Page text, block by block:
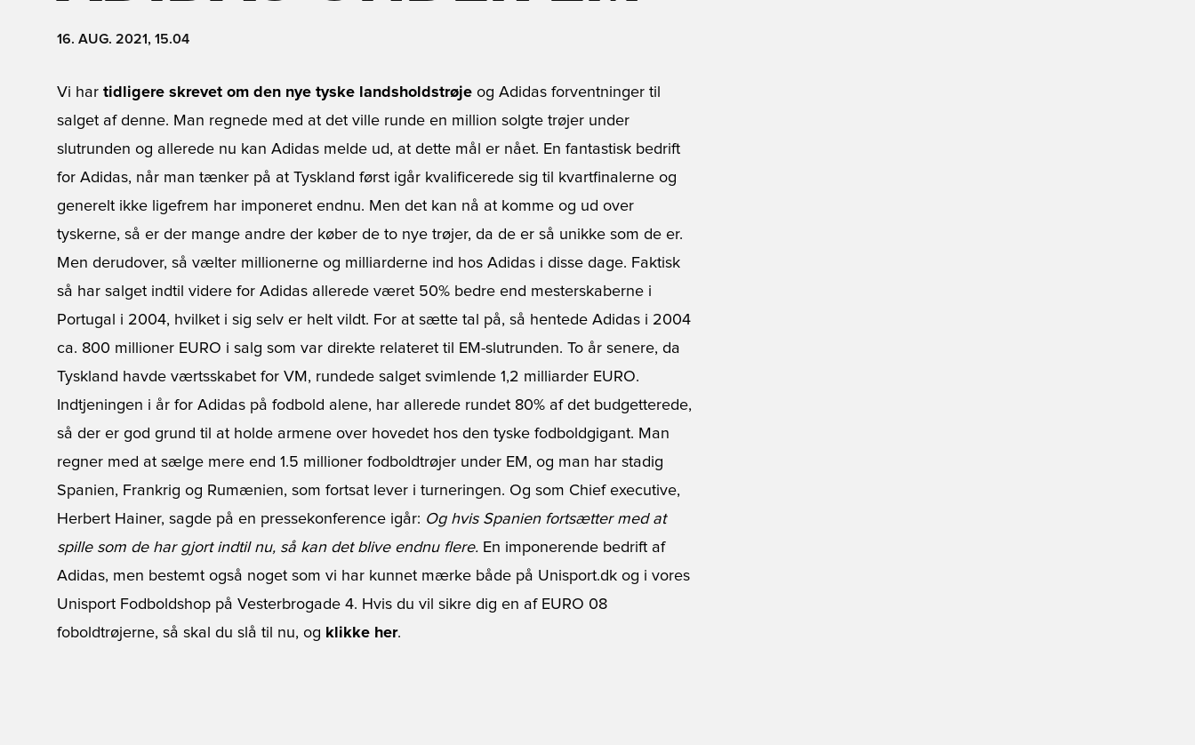
16. AUG. 2021, 15.04
Vi har tidligere skrevet om den nye tyske landsholdstrøje og Adidas forventninger til
salget af denne. Man regnede med at det ville runde en million solgte trøjer under
slutrunden og allerede nu kan Adidas melde ud, at dette mål er nået. En fantastisk bedrift
for Adidas, når man tænker på at Tyskland først igår kvalificerede sig til kvartfinalerne og
generelt ikke ligefrem har imponeret endnu. Men det kan nå at komme og ud over
tyskerne, så er der mange andre der køber de to nye trøjer, da de er så unikke som de er.
Men derudover, så vælter millionerne og milliarderne ind hos Adidas i disse dage. Faktisk
så har salget indtil videre for Adidas allerede været 50% bedre end mesterskaberne i
Portugal i 2004, hvilket i sig selv er helt vildt. For at sætte tal på, så hentede Adidas i 2004
ca. 800 millioner EURO i salg som var direkte relateret til EM-slutrunden. To år senere, da
Tyskland havde værtsskabet for VM, rundede salget svimlende 1,2 milliarder EURO.
Indtjeningen i år for Adidas på fodbold alene, har allerede rundet 80% af det budgetterede,
så der er god grund til at holde armene over hovedet hos den tyske fodboldgigant. Man
regner med at sælge mere end 1.5 millioner fodboldtrøjer under EM, og man har stadig
Spanien, Frankrig og Rumænien, som fortsat lever i turneringen. Og som Chief executive,
Herbert Hainer, sagde på en pressekonference igår: Og hvis Spanien fortsætter med at
spille som de har gjort indtil nu, så kan det blive endnu flere. En imponerende bedrift af
Adidas, men bestemt også noget som vi har kunnet mærke både på Unisport.dk og i vores
Unisport Fodboldshop på Vesterbrogade 4. Hvis du vil sikre dig en af EURO 08
foboldtrøjerne, så skal du slå til nu, og klikke her.